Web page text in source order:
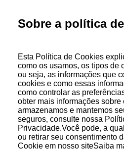
Sobre a política
Esta Política de Cookies
como os usamos, os tipos de
ou seja, as informações que
cookies e como essas
como controlar as
obter mais informações sobre
armazenamos e mantemos
seguros, consulte nossa
Privacidade.Você pode, a
ou retirar seu consentimento
Cookie em nosso siteSaiba